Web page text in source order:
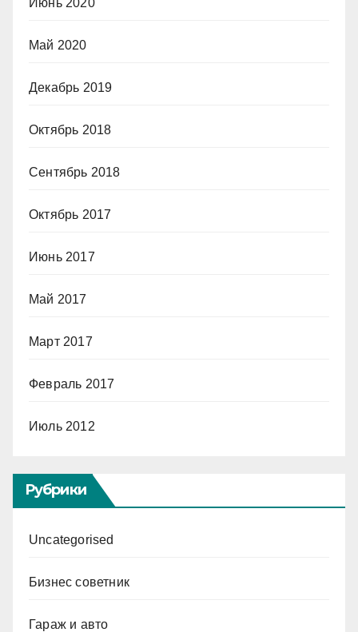
Май 2020
Декабрь 2019
Октябрь 2018
Сентябрь 2018
Октябрь 2017
Июнь 2017
Май 2017
Март 2017
Февраль 2017
Июль 2012
Рубрики
Uncategorised
Бизнес советник
Гараж и авто